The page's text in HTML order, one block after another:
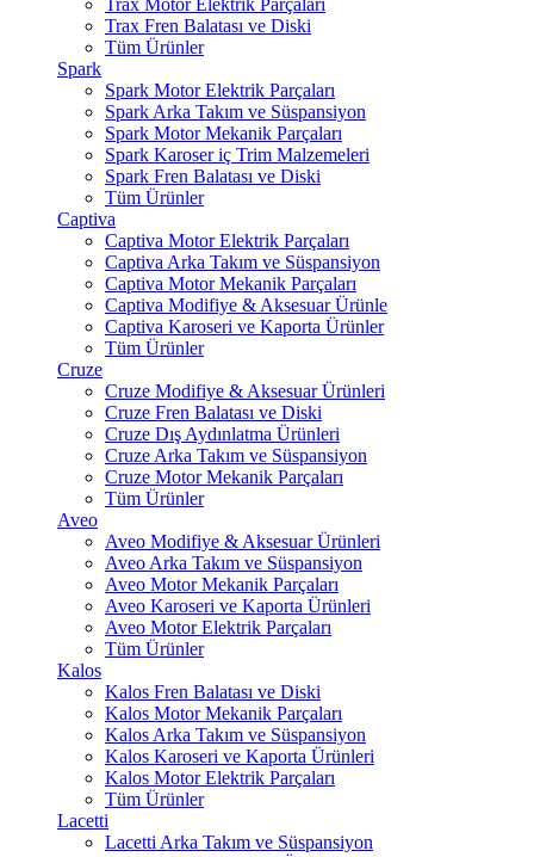
Trax Motor Elektrik Parçaları
Trax Fren Balatası ve Diski
Tüm Ürünler
Spark
Spark Motor Elektrik Parçaları
Spark Arka Takım ve Süspansiyon
Spark Motor Mekanik Parçaları
Spark Karoser iç Trim Malzemeleri
Spark Fren Balatası ve Diski
Tüm Ürünler
Captiva
Captiva Motor Elektrik Parçaları
Captiva Arka Takım ve Süspansiyon
Captiva Motor Mekanik Parçaları
Captiva Modifiye & Aksesuar Ürünle
Captiva Karoseri ve Kaporta Ürünler
Tüm Ürünler
Cruze
Cruze Modifiye & Aksesuar Ürünleri
Cruze Fren Balatası ve Diski
Cruze Dış Aydınlatma Ürünleri
Cruze Arka Takım ve Süspansiyon
Cruze Motor Mekanik Parçaları
Tüm Ürünler
Aveo
Aveo Modifiye & Aksesuar Ürünleri
Aveo Arka Takım ve Süspansiyon
Aveo Motor Mekanik Parçaları
Aveo Karoseri ve Kaporta Ürünleri
Aveo Motor Elektrik Parçaları
Tüm Ürünler
Kalos
Kalos Fren Balatası ve Diski
Kalos Motor Mekanik Parçaları
Kalos Arka Takım ve Süspansiyon
Kalos Karoseri ve Kaporta Ürünleri
Kalos Motor Elektrik Parçaları
Tüm Ürünler
Lacetti
Lacetti Arka Takım ve Süspansiyon